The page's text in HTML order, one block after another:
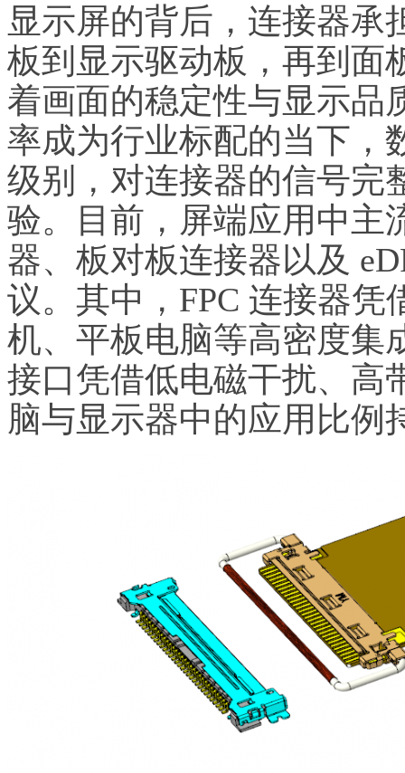
显示屏的背后，连接器承
板到显示驱动板，再到面
着画面的稳定性与显示品
率成为行业标配的当下，
级别，对连接器的信号完
验。目前，屏端应用中主
器、板对板连接器以及
议。其中，FPC 连接器
机、平板电脑等高密度集
接口凭借低电磁干扰、高
脑与显示器中的应用比例